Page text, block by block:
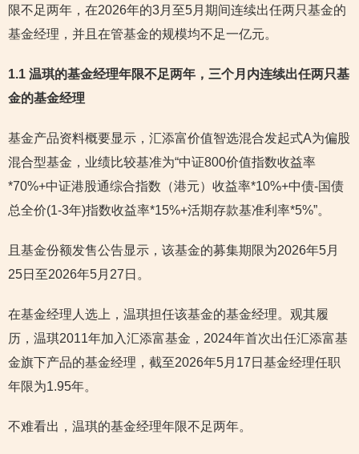
限不足两年，在2026年的3月至5月期间连续出任两只基金的
基金经理，并且在管基金的规模均不足一亿元。
1.1 温琪的基金经理年限不足两年，三个月内连续出任两只基
金的基金经理
基金产品资料概要显示，汇添富价值智选混合发起式A为偏股
混合型基金，业绩比较基准为“中证800价值指数收益率
*70%+中证港股通综合指数（港元）收益率*10%+中债-国债
总全价(1-3年)指数收益率*15%+活期存款基准利率*5%”。
且基金份额发售公告显示，该基金的募集期限为2026年5月
25日至2026年5月27日。
在基金经理人选上，温琪担任该基金的基金经理。观其履
历，温琪2011年加入汇添富基金，2024年首次出任汇添富基
金旗下产品的基金经理，截至2026年5月17日基金经理任职
年限为1.95年。
不难看出，温琪的基金经理年限不足两年。